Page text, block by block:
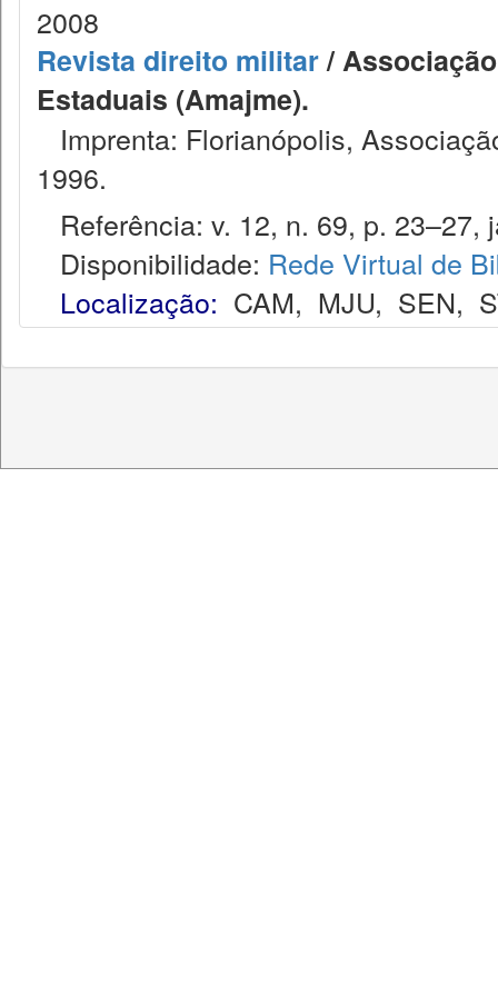
2008
Revista direito militar/
Estaduais (Amajme).
Imprenta: Florianópolis,
1996.
Referência: v. 12, n. 69, p. 23–27,
Disponibilidade: Rede Virtual de
Localização: CAM, MJU, SEN,